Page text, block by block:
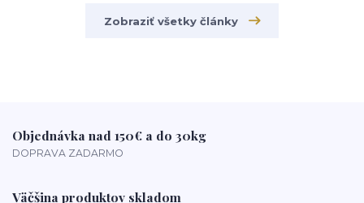
Zobraziť všetky články
Objednávka nad 150€ a do 30kg
DOPRAVA ZADARMO
Väčšina produktov skladom